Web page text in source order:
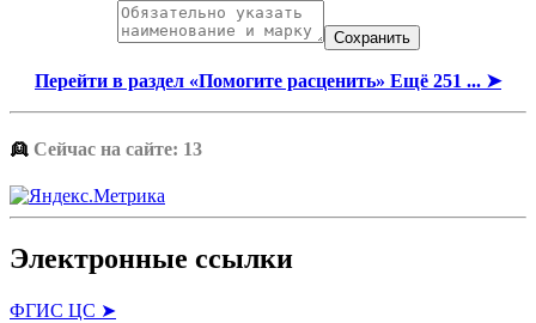
Перейти в раздел «Помогите расценить» Ещё 251 ... ➤
👱 Сейчас на сайте: 13
Электронные ссылки
ФГИС ЦС ➤